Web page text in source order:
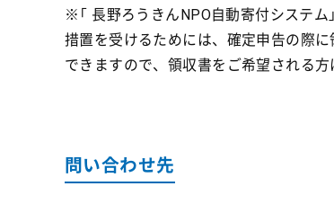
※「 長野ろうきんNPO自動寄付システ
措置を受けるためには、確定申告の際
できますので、領収書をご希望される方
問い合わせ先